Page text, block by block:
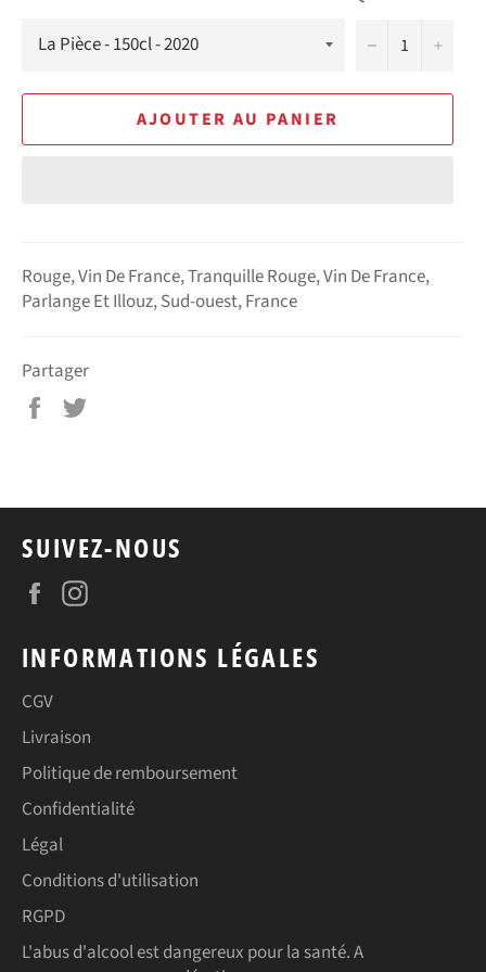
− +
AJOUTER AU PANIER
Rouge, Vin De France, Tranquille Rouge, Vin De France,
Parlange Et Illouz, Sud-ouest, France
Partager
Partager
SUIVEZ-NOUS
Facebook
INFORMATIONS LÉGALES
CGV
Livraison
Politique de remboursement
Confidentialité
Légal
Conditions d'utilisation
RGPD
L'abus d'alcool est dangereux pour la santé. A